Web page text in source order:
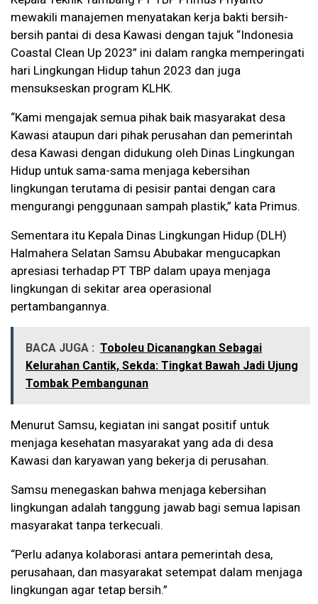
mewakili manajemen menyatakan kerja bakti bersih-
bersih pantai di desa Kawasi dengan tajuk “Indonesia
Coastal Clean Up 2023” ini dalam rangka memperingati
hari Lingkungan Hidup tahun 2023 dan juga
mensukseskan program KLHK.
“Kami mengajak semua pihak baik masyarakat desa
Kawasi ataupun dari pihak perusahan dan pemerintah
desa Kawasi dengan didukung oleh Dinas Lingkungan
Hidup untuk sama-sama menjaga kebersihan
lingkungan terutama di pesisir pantai dengan cara
mengurangi penggunaan sampah plastik,” kata Primus.
Sementara itu Kepala Dinas Lingkungan Hidup (DLH)
Halmahera Selatan Samsu Abubakar mengucapkan
apresiasi terhadap PT TBP dalam upaya menjaga
lingkungan di sekitar area operasional
pertambangannya.
BACA JUGA : Toboleu Dicanangkan Sebagai
Kelurahan Cantik, Sekda: Tingkat Bawah Jadi Ujung
Tombak Pembangunan
Menurut Samsu, kegiatan ini sangat positif untuk
menjaga kesehatan masyarakat yang ada di desa
Kawasi dan karyawan yang bekerja di perusahan.
Samsu menegaskan bahwa menjaga kebersihan
lingkungan adalah tanggung jawab bagi semua lapisan
masyarakat tanpa terkecuali.
“Perlu adanya kolaborasi antara pemerintah desa,
perusahaan, dan masyarakat setempat dalam menjaga
lingkungan agar tetap bersih.”